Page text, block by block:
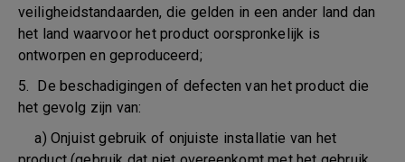
veiligheidstandaarden, die gelden in een ander land dan
het land waarvoor het product oorspronkelijk is
ontworpen en geproduceerd;
5. De beschadigingen of defecten van het product die
het gevolg zijn van:
a) Onjuist gebruik of onjuiste installatie van het